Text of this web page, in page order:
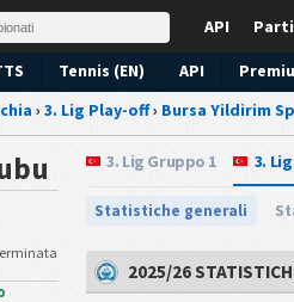
API
Tennis (EN) API
› 3. Lig Play-off› Bursa Yildirim
3. Lig Gruppo 1 3.
Statistiche generali
2025/26